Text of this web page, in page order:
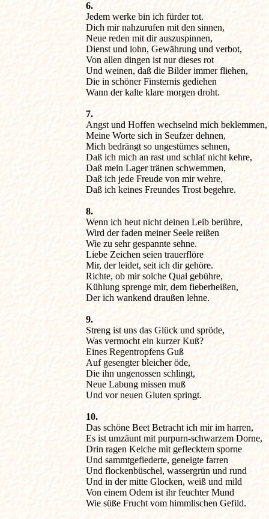
6.
Jedem werke bin ich fürder tot.
Dich mir nahzurufen mit den sinnen,
Neue reden mit dir auszuspinnen,
Dienst und lohn, Gewährung und verbot,
Von allen dingen ist nur dieses rot
Und weinen, daß die Bilder immer fliehen,
Die in schöner Finsternis gediehen
7.
Angst und Hoffen wechselnd mich beklemmen,
Meine Worte sich in Seufzer dehnen,
Mich bedrängt so ungestümes sehnen,
Daß ich mich an rast und schlaf nicht kehre,
Daß mein Lager tränen schwemmen,
Daß ich jede Freude von mir wehre,
Daß ich keines Freundes Trost begehre.
8.
Wenn ich heut nicht deinen Leib berühre,
Wird der faden meiner Seele reißen
Wie zu sehr gespannte sehne.
Liebe Zeichen seien trauerflöre
Mir, der leidet, seit ich dir gehöre.
Richte, ob mir solche Qual gebühre,
Kühlung sprenge mir, dem fieberheißen,
Der ich wankend draußen lehne.
9.
Streng ist uns das Glück und spröde,
Was vermocht ein kurzer Kuß?
Eines Regentropfens Guß
Auf gesengter bleicher öde,
Die ihn ungenossen schlingt,
Neue Labung missen muß
Und vor neuen Gluten springt.
10.
Das schöne Beet Betracht ich mir im harren,
Es ist umzäunt mit purpurn-schwarzem Dorne,
Drin ragen Kelche mit geflecktem sporne
Und sammtgefiederte, geneigte farren
Und flockenbüschel, wassergrün und rund
Und in der mitte Glocken, weiß und mild
Von einem Odem ist ihr feuchter Mund
Wie süße Frucht vom himmlischen Gefild.